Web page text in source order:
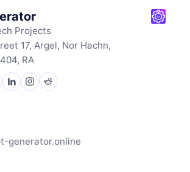
Projects
17, Argel, Nor Hachn,
RA
generator.online